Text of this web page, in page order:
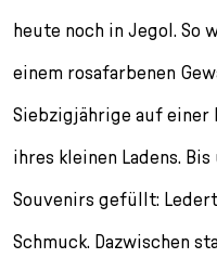
heute noch in Jegol. So
einem rosafarbenen
Siebzigjährige auf
ihres kleinen Ladens.
Souvenirs gefüllt:
Schmuck. Dazwischen